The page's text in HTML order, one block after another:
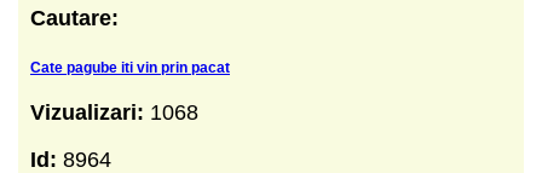
Cautare:
Cate pagube iti vin prin pacat
Vizualizari: 1068
Id: 8964